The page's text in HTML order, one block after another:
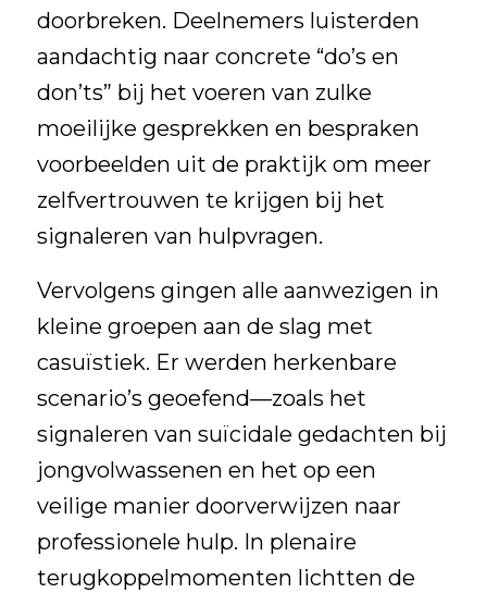
doorbreken. Deelnemers luisterden
aandachtig naar concrete “do’s en
don’ts” bij het voeren van zulke
moeilijke gesprekken en bespraken
voorbeelden uit de praktijk om meer
zelfvertrouwen te krijgen bij het
signaleren van hulpvragen.
Vervolgens gingen alle aanwezigen in
kleine groepen aan de slag met
casuïstiek. Er werden herkenbare
scenario’s geoefend—zoals het
signaleren van suïcidale gedachten bij
jongvolwassenen en het op een
veilige manier doorverwijzen naar
professionele hulp. In plenaire
terugkoppelmomenten lichtten de